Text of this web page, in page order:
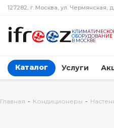
127282, г. Москва, ул. Чермянская,
ОБОРУДОВАНИЕ
В МОСКВЕ
Каталог Услуги
Главная - Кондиционеры -